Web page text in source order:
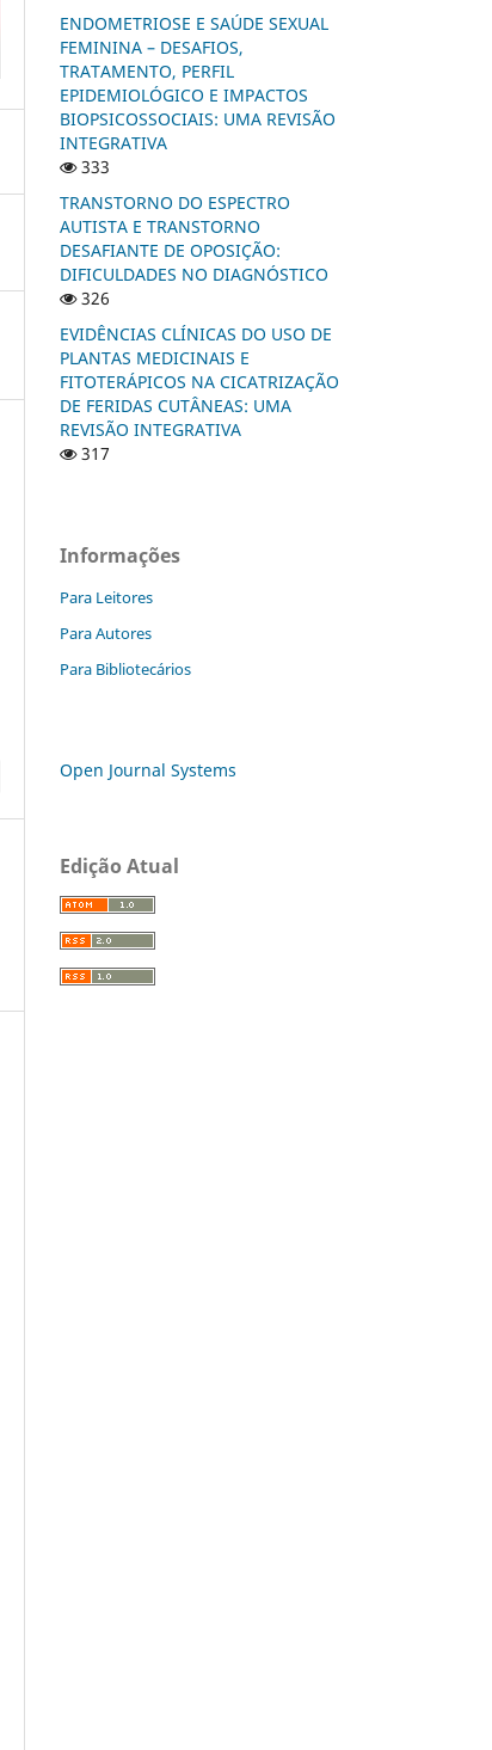
ENDOMETRIOSE E SAÚDE SEXUAL
FEMININA – DESAFIOS,
TRATAMENTO, PERFIL
EPIDEMIOLÓGICO E IMPACTOS
BIOPSICOSSOCIAIS: UMA REVISÃO
INTEGRATIVA
333
TRANSTORNO DO ESPECTRO
AUTISTA E TRANSTORNO
DESAFIANTE DE OPOSIÇÃO:
DIFICULDADES NO DIAGNÓSTICO
326
EVIDÊNCIAS CLÍNICAS DO USO DE
PLANTAS MEDICINAIS E
FITOTERÁPICOS NA CICATRIZAÇÃO
DE FERIDAS CUTÂNEAS: UMA
REVISÃO INTEGRATIVA
317
Informações
Para Leitores
Para Autores
Para Bibliotecários
Open Journal Systems
Edição Atual